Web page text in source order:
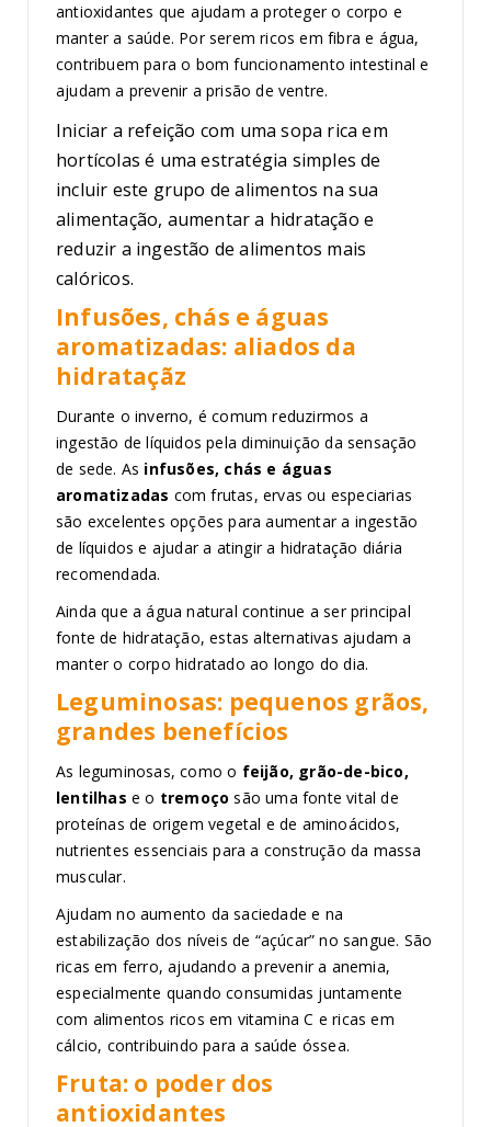
antioxidantes que ajudam a proteger o corpo e
manter a saúde. Por serem ricos em fibra e água,
contribuem para o bom funcionamento intestinal e
ajudam a prevenir a prisão de ventre.
Iniciar a refeição com uma sopa rica em
hortícolas é uma estratégia simples de
incluir este grupo de alimentos na sua
alimentação, aumentar a hidratação e
reduzir a ingestão de alimentos mais
calóricos.
Infusões, chás e águas
aromatizadas: aliados da
hidrataçãz
Durante o inverno, é comum reduzirmos a
ingestão de líquidos pela diminuição da sensação
de sede. As infusões, chás e águas
aromatizadas com frutas, ervas ou especiarias
são excelentes opções para aumentar a ingestão
de líquidos e ajudar a atingir a hidratação diária
recomendada.
Ainda que a água natural continue a ser principal
fonte de hidratação, estas alternativas ajudam a
manter o corpo hidratado ao longo do dia.
Leguminosas: pequenos grãos,
grandes benefícios
As leguminosas, como o feijão, grão-de-bico,
lentilhas e o tremoço são uma fonte vital de
proteínas de origem vegetal e de aminoácidos,
nutrientes essenciais para a construção da massa
muscular.
Ajudam no aumento da saciedade e na
estabilização dos níveis de “açúcar” no sangue. São
ricas em ferro, ajudando a prevenir a anemia,
especialmente quando consumidas juntamente
com alimentos ricos em vitamina C e ricas em
cálcio, contribuindo para a saúde óssea.
Fruta: o poder dos
antioxidantes